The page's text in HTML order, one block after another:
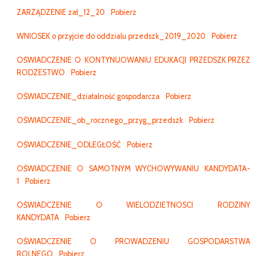
ZARZĄDZENIE zał_12_20 Pobierz
WNIOSEK o przyjcie do oddzialu przedszk_2019_2020 Pobierz
OŚWIADCZENIE O KONTYNUOWANIU EDUKACJI PRZEDSZK.PRZEZ
RODZESTWO
Pobierz
OŚWIADCZENIE_działalność gospodarcza Pobierz
OŚWIADCZENIE_ob_rocznego_przyg_przedszk Pobierz
OŚWIADCZENIE_ODLEGŁOŚĆ Pobierz
OŚWIADCZENIE O SAMOTNYM WYCHOWYWANIU KANDYDATA-
1
Pobierz
OŚWIADCZENIE O WIELODZIETNOSCI RODZINY
KANDYDATA
Pobierz
OŚWIADCZENIE O PROWADZENIU GOSPODARSTWA
ROLNEGO
Pobierz